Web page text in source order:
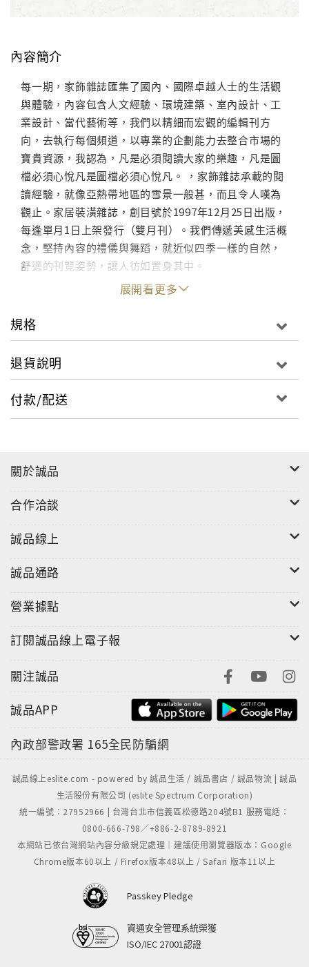
內容簡介
每一期，家飾雜誌匯集了國內、國際卓越人士的生活觀
與體驗，內容包含人文經驗、環境建築、室內設計、工
業設計、當代藝術等，我們以精細而宏觀的編輯刊方
向，去執行每個頻道，以專業的企劃能力去整合市場的
寶貴資源，我認為，凡是必須閱讀大家的樂趣，凡是圖
檔必須心悅凡是圖檔必須心悅凡。 ，家飾雜誌承載的閱
讀經驗，就像亞熱帶地區的雪景一般甚，而且令人嘆為
觀止。家居裝潢雜誌，創目號於1997年12月25日出版，
每逢單月1日上架發行（雙月刊）。我們傳遞美感生活概
念，堅持內容的禮儀與舞蹈，就近似四季一樣的自然，
舒適的刊覽姿勢，讓人彷如置身其中。
展開看更多
規格
退貨說明
付款/配送
關於誠品
合作洽談
誠品線上
誠品通路
營業據點
訂閱誠品線上電子報
關注誠品
誠品APP
內政部警政署 165全民防騙網
誠品線上eslite.com - powered by 誠品生活 / 誠品書店 / 誠品物流 | 誠品
生活股份有限公司 (eslite Spectrum Corporation)
統一編號：27952966 | 台灣台北市信義區松德路204號B1 服務電話：
0800-666-798／+886-2-8789-8921
本網站已依台灣網站內容分級規定處理｜建議使用瀏覽器版本：Google
Chrome版本60以上 / Firefox版本48以上 / Safari 版本11以上
Passkey Pledge
資通安全管理系統榮獲
ISO/IEC 27001認證